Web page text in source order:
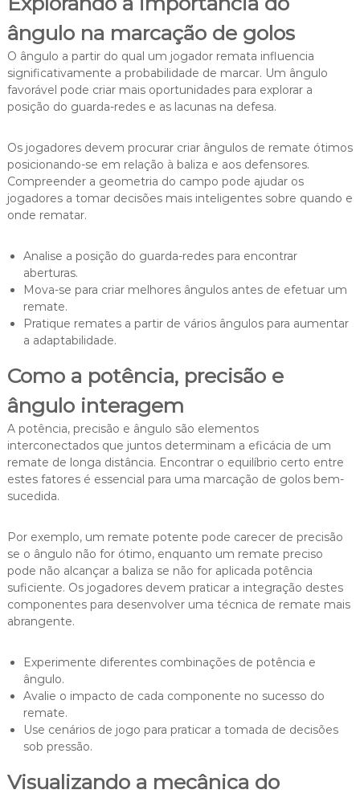
ângulo na marcação de golos
O ângulo a partir do qual um jogador remata influencia
significativamente a probabilidade de marcar. Um ângulo
favorável pode criar mais oportunidades para explorar a
posição do guarda-redes e as lacunas na defesa.
Os jogadores devem procurar criar ângulos de remate ótimos
posicionando-se em relação à baliza e aos defensores.
Compreender a geometria do campo pode ajudar os
jogadores a tomar decisões mais inteligentes sobre quando e
onde rematar.
Analise a posição do guarda-redes para encontrar
aberturas.
Mova-se para criar melhores ângulos antes de efetuar um
remate.
Pratique remates a partir de vários ângulos para aumentar
a adaptabilidade.
Como a potência, precisão e
ângulo interagem
A potência, precisão e ângulo são elementos
interconectados que juntos determinam a eficácia de um
remate de longa distância. Encontrar o equilíbrio certo entre
estes fatores é essencial para uma marcação de golos bem-
sucedida.
Por exemplo, um remate potente pode carecer de precisão
se o ângulo não for ótimo, enquanto um remate preciso
pode não alcançar a baliza se não for aplicada potência
suficiente. Os jogadores devem praticar a integração destes
componentes para desenvolver uma técnica de remate mais
abrangente.
Experimente diferentes combinações de potência e
ângulo.
Avalie o impacto de cada componente no sucesso do
remate.
Use cenários de jogo para praticar a tomada de decisões
sob pressão.
Visualizando a mecânica do